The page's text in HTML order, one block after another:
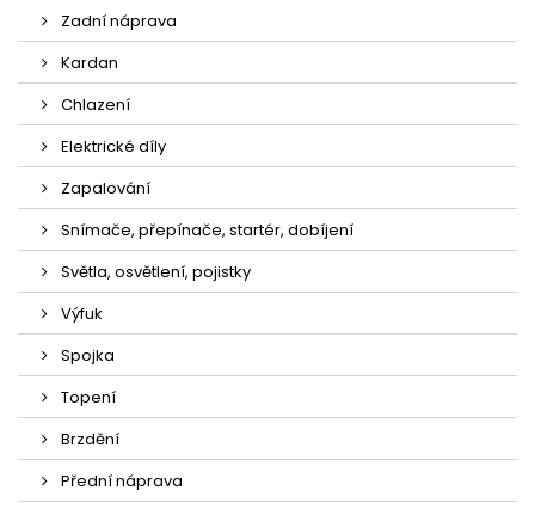
Zadní náprava
Kardan
Chlazení
Elektrické díly
Zapalování
Snímače, přepínače, startér, dobíjení
Světla, osvětlení, pojistky
Výfuk
Spojka
Topení
Brzdění
Přední náprava